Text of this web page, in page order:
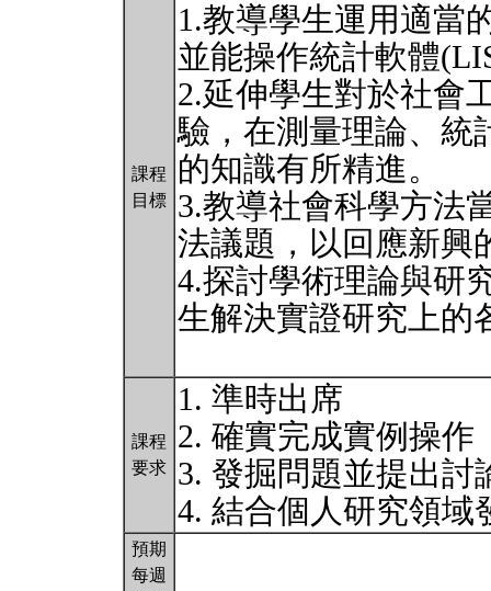
課程
目標
1.教導學生運用適當
並能操作統計軟體
2.延伸學生對於社會
驗，在測量理論、統
的知識有所精進。
3.教導社會科學方法
法議題，以回應新興
4.探討學術理論與研
生解決實證研究上的
課程
要求
1. 準時出席
2. 確實完成實例操作
3. 發掘問題並提出討
4. 結合個人研究領
預期
每週